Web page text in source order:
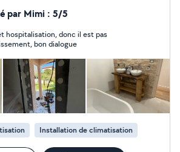
je saurais vous donner
plus encore Passionné
bricolage avec création de
j'aime également la photo vidéo
ainsi que l'aquariophilie Au plaisir de vous connaître
par Mimi : 5/5
hospitalisation, donc il est pas
disponible bon rétablissement, bon dialogue
Installation de climatisation